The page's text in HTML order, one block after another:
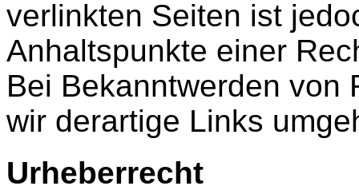
verlinkten Seiten ist
Anhaltspunkte einer
Bei Bekanntwerden von
wir derartige Links
Urheberrecht